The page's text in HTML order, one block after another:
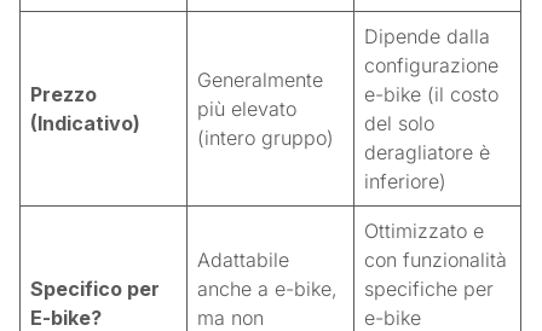
Prezzo
(Indicativo)
Generalmente
più elevato
(intero gruppo)
Dipende dalla
configurazione
e-bike (il costo
del solo
deragliatore è
inferiore)
Specifico per
E-bike?
Adattabile
anche a e-bike,
ma non
Ottimizzato e
con funzionalità
specifiche per
e-bike